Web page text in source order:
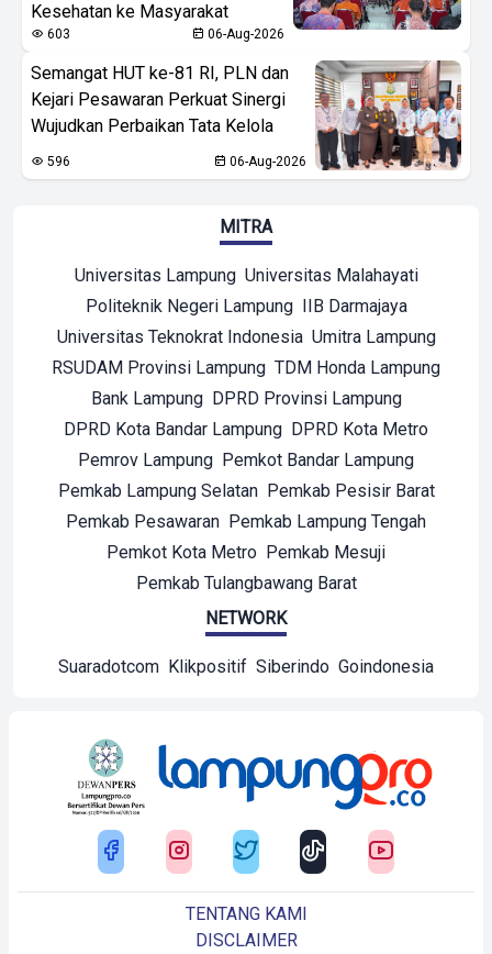
Kesehatan ke Masyarakat
603 06-Aug-2026
Semangat HUT ke-81 RI, PLN dan
Kejari Pesawaran Perkuat Sinergi
Wujudkan Perbaikan Tata Kelola
596 06-Aug-2026
MITRA
Universitas Lampung Universitas Malahayati
Politeknik Negeri Lampung
IIB Darmajaya
Universitas Teknokrat Indonesia Umitra Lampung
RSUDAM Provinsi Lampung TDM Honda Lampung
Bank Lampung
DPRD Provinsi Lampung
DPRD Kota Bandar Lampung DPRD Kota Metro
Pemrov Lampung Pemkot Bandar Lampung
Pemkab Lampung Selatan
Pemkab Pesisir Barat
Pemkab Pesawaran Pemkab Lampung Tengah
Pemkot Kota Metro Pemkab Mesuji
Pemkab Tulangbawang Barat
NETWORK
Suaradotcom Klikpositif Siberindo Goindonesia
TENTANG KAMI
DISCLAIMER